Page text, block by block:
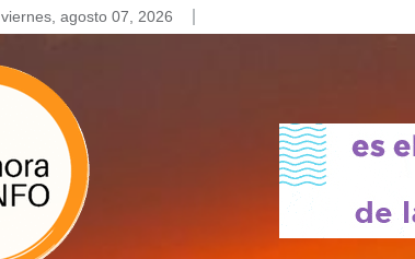
viernes, agosto 07, 2026